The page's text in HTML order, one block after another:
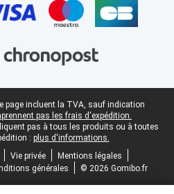
page incluent la TVA, sauf indication
pas les frais d'expédition.
pas à tous les produits ou à toutes
: plus d'informations.
Vie privée
Mentions légales
générales © 2026 Gomibo.fr